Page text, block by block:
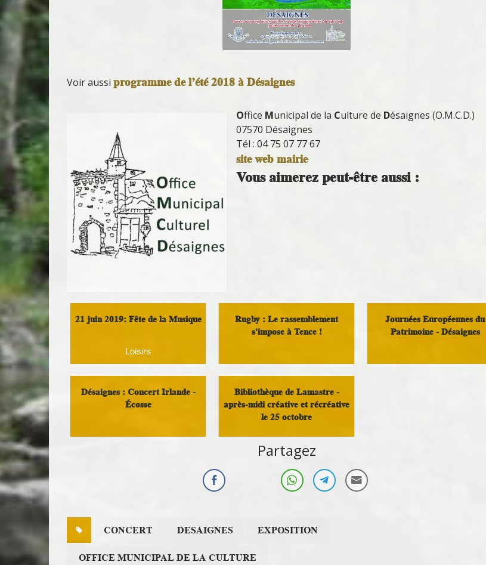
Voir aussi programme de l’été 2018 à Désaignes
Office Municipal de la Culture de Désaignes (O.M.C.D.)
07570 Désaignes
Tél : 04 75 07 77 67
site web mairie
Vous aimerez peut-être aussi :
21 juin 2019: Fête de la Musique
Loisirs
Rugby : Le rassemblement
s'impose à Tence !
Loisirs
Journées Européennes du
Patrimoine - Désaignes
Histoire et Patrimoine
Désaignes : Concert Irlande -
Écosse
Culture
Bibliothèque de Lamastre -
après-midi créative et récréative
le 25 octobre
Loisirs
Partagez
CONCERT DESAIGNES EXPOSITION
OFFICE MUNICIPAL DE LA CULTURE